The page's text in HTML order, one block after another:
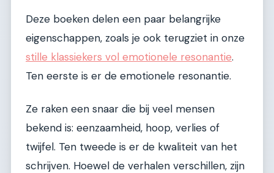
Deze boeken delen een paar belangrijke
eigenschappen, zoals je ook terugziet in onze
stille klassiekers vol emotionele resonantie.
Ten eerste is er de emotionele resonantie.
Ze raken een snaar die bij veel mensen
bekend is: eenzaamheid, hoop, verlies of
twijfel. Ten tweede is er de kwaliteit van het
schrijven. Hoewel de verhalen verschillen, zijn